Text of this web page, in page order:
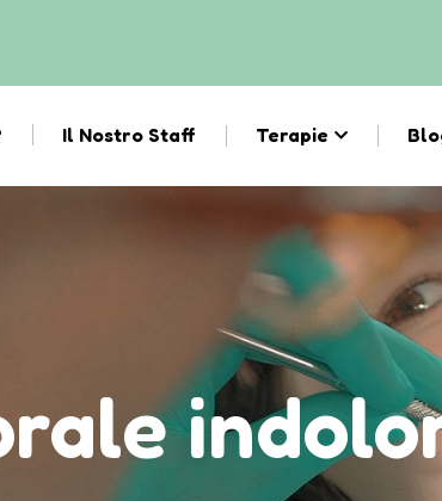
Il Nostro Staff Terapie